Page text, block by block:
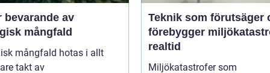
bevarande av
mångfald
mångfald hotas i allt
takt av
Teknik som förutsäger
förebygger
realtid
Miljökatastrofer som